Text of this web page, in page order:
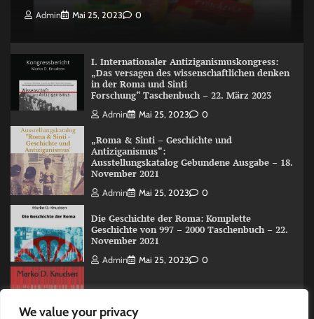
We value your privacy
Admin Mai 25, 2023 0
I. Internationaler Antiziganismuskongress:
„Das versagen des wissenschaftlichen denken
in der Roma und Sinti
Forschung“ Taschenbuch – 22. März 2023
Admin Mai 25, 2023 0
„Roma & Sinti – Geschichte und
Antiziganismus“:
Ausstellungskatalog Gebundene Ausgabe – 18.
November 2021
Admin Mai 25, 2023 0
Die Geschichte der Roma: Komplette
Geschichte von 997 – 2000 Taschenbuch – 22.
November 2021
Admin Mai 25, 2023 0
The Roma (Romani) History: A Overview 997
-2000 Taschenbuch – 15. Juni 2020